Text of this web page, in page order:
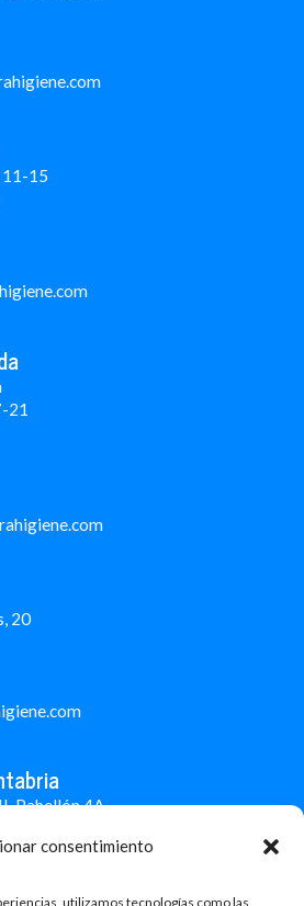
consentimiento
utilizamos tecnologías como las
11-15
21
20
Pabellón 4A